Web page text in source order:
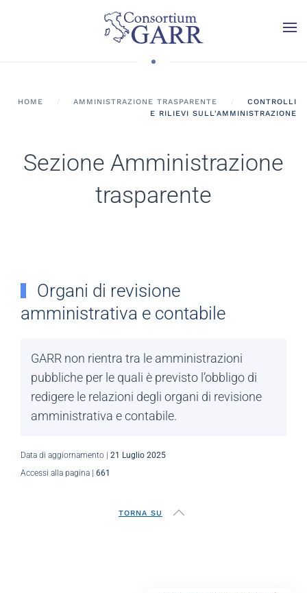
Skip to main content
HOME AMMINISTRAZIONE TRASPARENTE
CONTROLLI
E RILIEVI SULL'AMMINISTRAZIONE
Sezione Amministrazione
trasparente
Organi di revisione
amministrativa e contabile
GARR non rientra tra le amministrazioni
pubbliche per le quali è previsto l’obbligo di
redigere le relazioni degli organi di revisione
amministrativa e contabile.
Data di aggiornamento | 21 Luglio 2025
Accessi alla pagina | 661
TORNA SU